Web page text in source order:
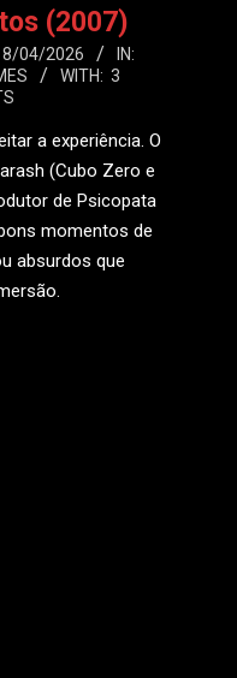
(2007)
04/2026
IN:
WITH: 3
a experiência. O
(Cubo Zero e
de Psicopata
momentos de
absurdos que